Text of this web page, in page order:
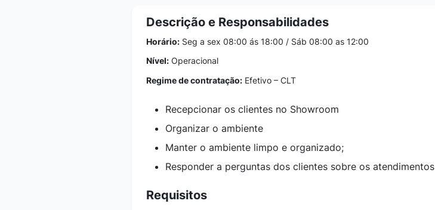
Descrição e Responsabilidades
Horário: Seg a sex 08:00 ás 18:00 / Sáb 08:00 as 12:00
Nível: Operacional
Regime de contratação: Efetivo – CLT
Recepcionar os clientes no Showroom
Organizar o ambiente
Manter o ambiente limpo e organizado;
Responder a perguntas dos clientes sobre os atendimentos
Requisitos